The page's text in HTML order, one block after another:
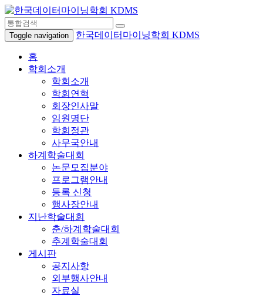
Toggle navigation 한국데이터마이닝학회 KDMS
홈
학회소개
학회소개
학회연혁
회장인사말
임원명단
학회정관
사무국안내
하계학술대회
논문모집분야
프로그램안내
등록 신청
행사장안내
지난학술대회
춘/하계학술대회
추계학술대회
게시판
공지사항
외부행사안내
자료실